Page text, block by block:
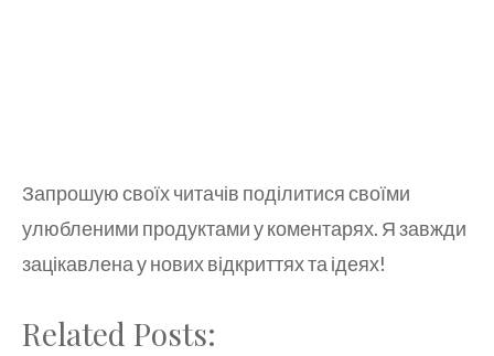
Запрошую своїх читачів поділитися своїми
улюбленими продуктами у коментарях. Я завжди
зацікавлена у нових відкриттях та ідеях!
Related Posts: